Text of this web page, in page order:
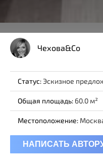
Чехова&Co
Статус:Эскизное
Общая площадь: 60.0
Местоположение:
НАПИСАТЬ